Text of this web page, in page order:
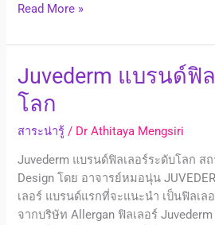
Read More »
Juvederm แบรนด์ฟิ
โลก
สาระน่ารู้ / Dr Athitaya Mengsiri
Juvederm แบรนด์ฟิลเลอร์ระดับโลก ส
Design โดย อาจารย์หมอนุ่น
เลอร์ แบรนด์แรกที่จะแนะนำ เป็นฟิลเล
จากบริษัท Allergan ฟิลเลอร์
Juvederm
แบ
รนด์ฟิล
เลอ
ระดับ
โลก